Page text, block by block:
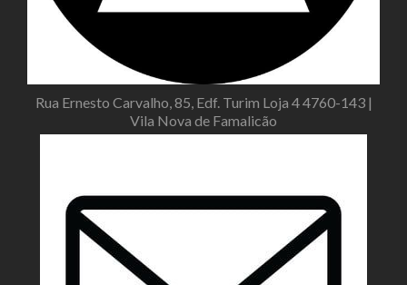
Rua Ernesto Carvalho, 85, Edf. Turim Loja 4 4760-143 |
Vila Nova de Famalicão